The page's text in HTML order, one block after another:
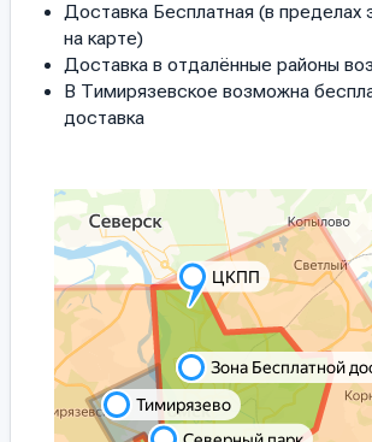
Доставка Бесплатная (в пределах
на карте)
Доставка в отдалённые районы
В Тимирязевское возможна
доставка